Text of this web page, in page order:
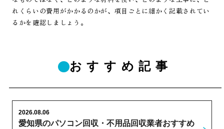
れくらいの費用がかかるのかが、項目ごとに細かく記載されてい
るかを確認しましょう。
おすすめ記事
愛知県のパソコン回収・不用品回収業者おすすめ
2026.08.06